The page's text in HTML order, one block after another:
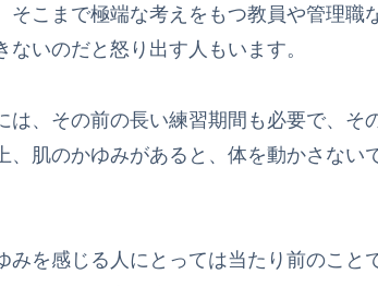
こまで極端な考えをもつ教員や管理職
ないのだと怒り出す人もいます。
、その前の長い練習期間も必要で、そ
、肌のかゆみがあると、体を動かさない
を感じる人にとっては当たり前のこと